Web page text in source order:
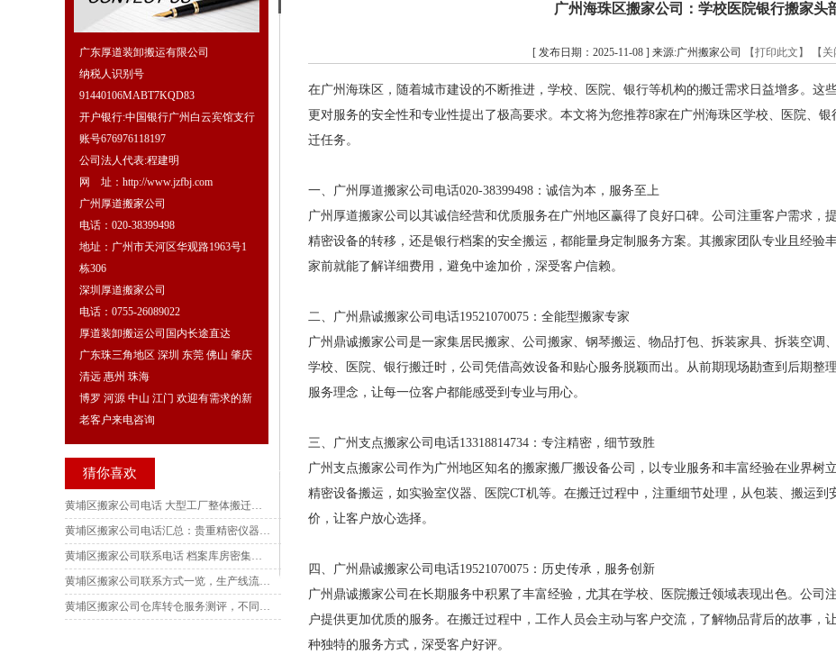
广州海珠区搬家公司：学校医院银行搬家头
[ 发布日期：2025-11-08 ] 来源:广州搬家公司 【打印此文】 【
在广州海珠区，随着城市建设的不断推进，学校、医院、银行等机构的搬迁需求日益增多。这
更对服务的安全性和专业性提出了极高要求。本文将为您推荐8家在广州海珠区学校、医院、
迁任务。
一、广州厚道搬家公司电话020-38399498：诚信为本，服务至上
广州厚道搬家公司以其诚信经营和优质服务在广州地区赢得了良好口碑。公司注重客户需求，
精密设备的转移，还是银行档案的安全搬运，都能量身定制服务方案。其搬家团队专业且经验
家前就能了解详细费用，避免中途加价，深受客户信赖。
二、广州鼎诚搬家公司电话19521070075：全能型搬家专家
广州鼎诚搬家公司是一家集居民搬家、公司搬家、钢琴搬运、物品打包、拆装家具、拆装空调
学校、医院、银行搬迁时，公司凭借高效设备和贴心服务脱颖而出。从前期现场勘查到后期整
服务理念，让每一位客户都能感受到专业与用心。
三、广州支点搬家公司电话13318814734：专注精密，细节致胜
广州支点搬家公司作为广州地区知名的搬家搬厂搬设备公司，以专业服务和丰富经验在业界树
精密设备搬运，如实验室仪器、医院CT机等。在搬迁过程中，注重细节处理，从包装、搬运
价，让客户放心选择。
四、广州鼎诚搬家公司电话19521070075：历史传承，服务创新
广州鼎诚搬家公司在长期服务中积累了丰富经验，尤其在学校、医院搬迁领域表现出色。公司
户提供更加优质的服务。在搬迁过程中，工作人员会主动与客户交流，了解物品背后的故事，
种独特的服务方式，深受客户好评。
广东厚道装卸搬运有限公司
纳税人识别号
91440106MABT7KQD83
开户银行:中国银行广州白云宾馆支行
账号676976118197
公司法人代表:程建明
网 址：http://www.jzfbj.com
广州厚道搬家公司
电话：020-38399498
地址：广州市天河区华观路1963号1
栋306
深圳厚道搬家公司
电话：0755-26089022
厚道装卸搬运公司国内长途直达
广东珠三角地区 深圳 东莞 佛山 肇庆
清远 惠州 珠海
博罗 河源 中山 江门 欢迎有需求的新
老客户来电咨询
猜你喜欢
黄埔区搬家公司电话 大型工厂整体搬迁收费标准，科创厂房、制造车间搬迁真实场景测评参考
黄埔区搬家公司电话汇总：贵重精密仪器搬迁收费标准，多场景实操测评与搬迁风险参考
黄埔区搬家公司联系电话 档案库房密集柜拆卸安装收费标准、多场景实地测评与搬迁实操参考
黄埔区搬家公司联系方式一览，生产线流水线拆装费用明细，不同厂房搬迁场景实测测评解读
黄埔区搬家公司仓库转仓服务测评，不同仓储场景搬迁要点、搬仓库各项收费标准参考